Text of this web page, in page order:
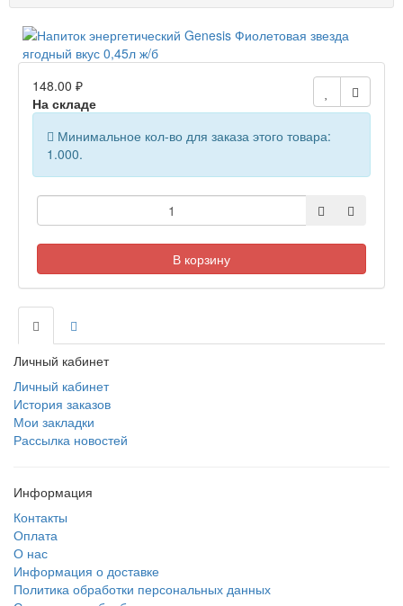
148.00 ₽
На складе
Минимальное кол-во для заказа этого товара:
1.000.
В корзину
Личный кабинет
Личный кабинет
История заказов
Мои закладки
Рассылка новостей
Информация
Контакты
Оплата
О нас
Информация о доставке
Политика обработки персональных данных